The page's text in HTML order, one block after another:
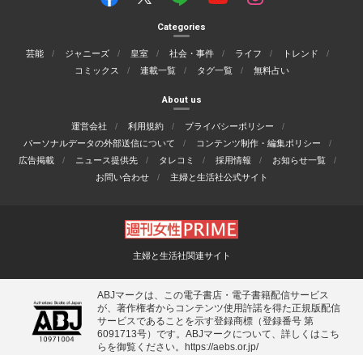
Categories
芸能 ジャニーズ 皇室 社会・事件 ライフ
トレンド
コミックス
連載一覧 タグ一覧 無料占い
About us
運営会社 利用規約
プライバシーポリシー
パーソナルデータの外部送信について
コンテンツ制作・編集ポリシー
広告掲載
ニュース提供先 タレコミ 採用情報
お知らせ一覧
お問い合わせ
主婦と生活社公式サイト
主婦と生活社関連サイト
ABJマークは、この電子書店・電子書籍配信サービス
が、著作権者からコンテンツ使用許諾を得た正規版配信
サービスであることを示す登録商標（登録番号 第
6091713号）です。ABJマークについて、詳しくはこち
らを御覧ください。
https://aebs.or.jp/